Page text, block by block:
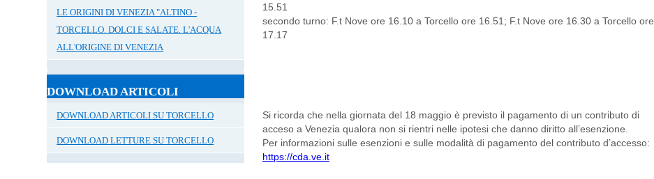
LE ORIGINI DI VENEZIA "ALTINO -
TORCELLO. DOLCI E SALATE. L'ACQUA
ALL'ORIGINE DI VENEZIA
DOWNLOAD ARTICOLI
DOWNLOAD ARTICOLI SU TORCELLO
DOWNLOAD LETTURE SU TORCELLO
15.51
secondo turno: F.t Nove ore 16.10 a Torcello ore 16.51; F.t Nove ore 16.30 a Torcello ore
17.17
Si ricorda che nella giornata del 18 maggio è previsto il pagamento di un contributo di
acceso a Venezia qualora non si rientri nelle ipotesi che danno diritto all’esenzione.
Per informazioni sulle esenzioni e sulle modalità di pagamento del contributo d’accesso:
https://cda.ve.it